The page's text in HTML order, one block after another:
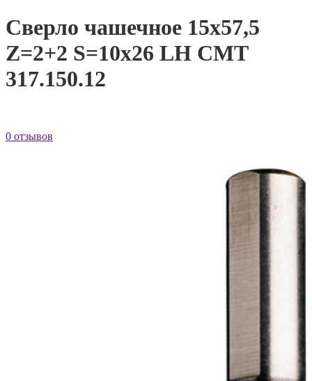
Сверло чашечное 15x57,5
Z=2+2 S=10x26 LH CMT
317.150.12
0 отзывов